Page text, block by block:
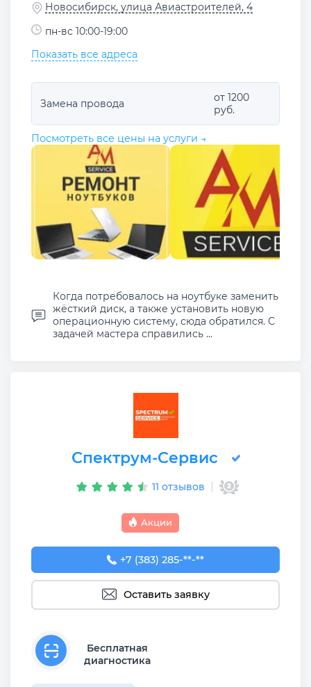
Новосибирск, улица Авиастроителей, 4
пн-вс 10:00-19:00
Показать все адреса
Замена провода
от 1200
руб.
Посмотреть все цены на услуги →
Когда потребовалось на ноутбуке заменить
жёсткий диск, а также установить новую
операционную систему, сюда обратился. С
задачей мастера справились ...
Спектрум-Сервис
11 отзывов
Акции
+7 (383) 285-96-21
+7 (383) 285-**-**
Оставить заявку
Бесплатная
диагностика